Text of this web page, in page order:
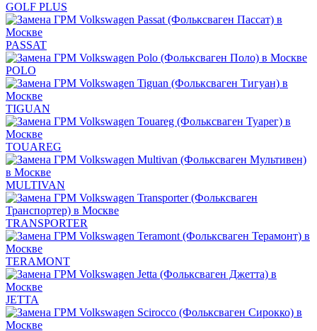
GOLF PLUS
PASSAT
POLO
TIGUAN
TOUAREG
MULTIVAN
TRANSPORTER
TERAMONT
JETTA